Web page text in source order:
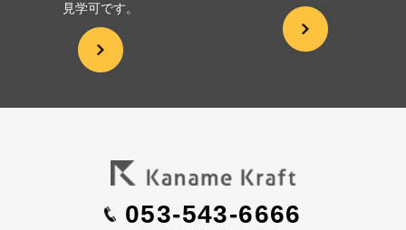
見学可です。
053-543-6666